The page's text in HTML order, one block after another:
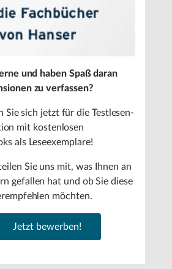
und haben Spaß daran
zu verfassen?
Sie sich jetzt für die Testlesen-
mit kostenlosen
als Leseexemplare!
Sie uns mit, was Ihnen an
gefallen hat und ob Sie diese
möchten.
Jetzt bewerben!